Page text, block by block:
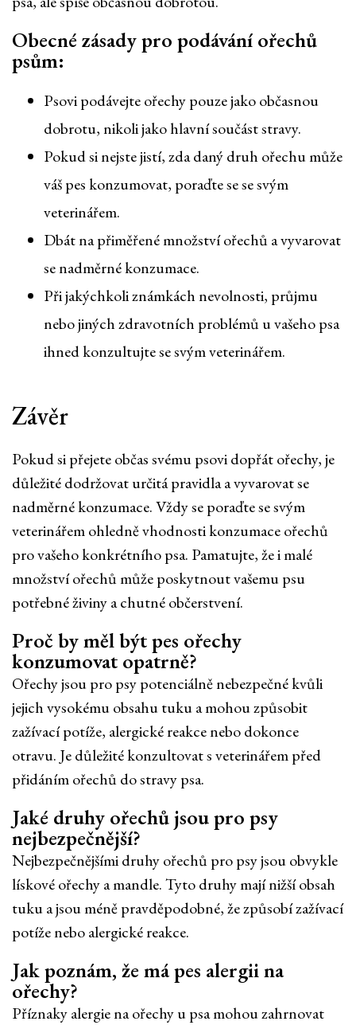
Obecné zásady pro podávání ořechů
psům:
Psovi podávejte ořechy pouze jako občasnou
dobrotu, nikoli jako hlavní součást stravy.
Pokud si nejste jistí, zda daný druh ořechu může
váš pes konzumovat, poraďte se se svým
veterinářem.
Dbát na přiměřené množství ořechů a vyvarovat
se nadměrné konzumace.
Při jakýchkoli známkách nevolnosti, průjmu
nebo jiných zdravotních problémů u vašeho psa
ihned konzultujte se svým veterinářem.
Závěr
Pokud si přejete občas svému psovi dopřát ořechy, je
důležité dodržovat určitá pravidla a vyvarovat se
nadměrné konzumace. Vždy se poraďte se svým
veterinářem ohledně vhodnosti konzumace ořechů
pro vašeho konkrétního psa. Pamatujte, že i malé
množství ořechů může poskytnout vašemu psu
potřebné živiny a chutné občerstvení.
Proč by měl být pes ořechy
konzumovat opatrně?
Ořechy jsou pro psy potenciálně nebezpečné kvůli
jejich vysokému obsahu tuku a mohou způsobit
zažívací potíže, alergické reakce nebo dokonce
otravu. Je důležité konzultovat s veterinářem před
přidáním ořechů do stravy psa.
Jaké druhy ořechů jsou pro psy
nejbezpečnější?
Nejbezpečnějšími druhy ořechů pro psy jsou obvykle
lískové ořechy a mandle. Tyto druhy mají nižší obsah
tuku a jsou méně pravděpodobné, že způsobí zažívací
potíže nebo alergické reakce.
Jak poznám, že má pes alergii na
ořechy?
Příznaky alergie na ořechy u psa mohou zahrnovat